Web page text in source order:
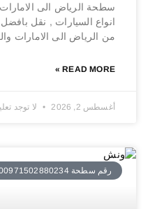
سطحة الرياض الى
انواع السيارات , نقل
من الرياض الى الامارات
READ MORE »
أغسطس 2, 2026 لا توجد
رقم سطحة 00971502880234